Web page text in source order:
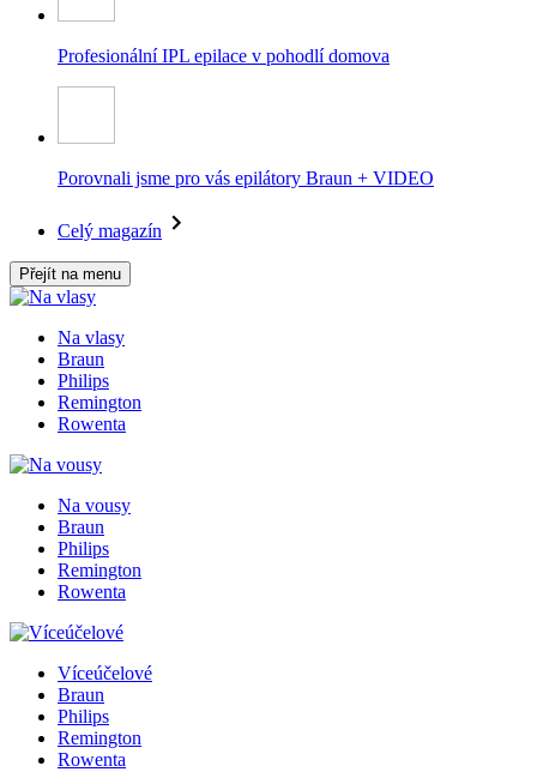
Profesionální IPL epilace v pohodlí domova
Porovnali jsme pro vás epilátory Braun + VIDEO
Celý magazín
Přejít na menu
Na vlasy
Braun
Philips
Remington
Rowenta
Na vousy
Braun
Philips
Remington
Rowenta
Víceúčelové
Braun
Philips
Remington
Rowenta